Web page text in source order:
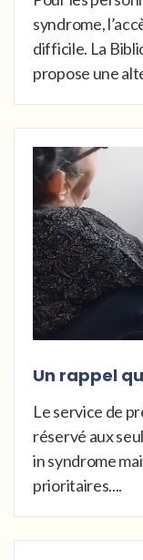
syndrome,
difficile. La
propose une
Un rappel
Le service de
réservé aux
in syndrome
prioritaires....